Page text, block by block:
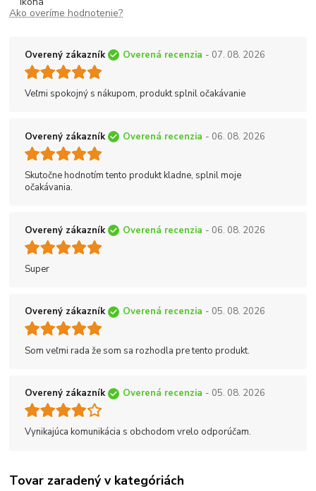
Ako overíme hodnotenie?
Overený zákazník Overená recenzia - 07. 08. 2026
Veľmi spokojný s nákupom, produkt splnil očakávanie
Overený zákazník Overená recenzia - 06. 08. 2026
Skutočne hodnotím tento produkt kladne, splnil moje
očakávania.
Overený zákazník Overená recenzia - 06. 08. 2026
Super
Overený zákazník Overená recenzia - 05. 08. 2026
Som veľmi rada že som sa rozhodla pre tento produkt.
Overený zákazník Overená recenzia - 05. 08. 2026
Vynikajúca komunikácia s obchodom vrelo odporúčam.
Tovar zaradený v kategóriách